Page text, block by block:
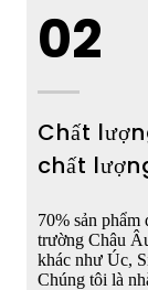
02
Chất
chất
70% sản phẩm
trường Châu
khác như Úc,
Chúng tôi là